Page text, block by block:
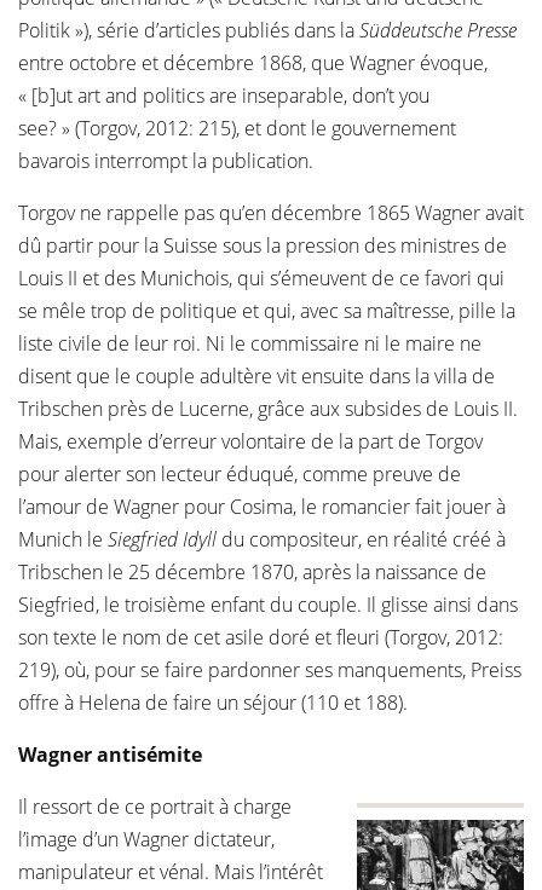
Politik »), série d’articles publiés dans laSüddeutsche Presse
entre octobre et décembre 1868, que Wagner évoque,
« [b]ut art and politics are inseparable, don’t you
see? » (Torgov, 2012: 215), et dont le gouvernement
bavarois interrompt la publication.
Torgov ne rappelle pas qu’en décembre 1865 Wagner avait
dû partir pour la Suisse sous la pression des ministres de
Louis II et des Munichois, qui s’émeuvent de ce favori qui
se mêle trop de politique et qui, avec sa maîtresse, pille la
liste civile de leur roi. Ni le commissaire ni le maire ne
disent que le couple adultère vit ensuite dans la villa de
Tribschen près de Lucerne, grâce aux subsides de Louis II.
Mais, exemple d’erreur volontaire de la part de Torgov
pour alerter son lecteur éduqué, comme preuve de
l’amour de Wagner pour Cosima, le romancier fait jouer à
Munich le Siegfried Idyll du compositeur, en réalité créé à
Tribschen le 25 décembre 1870, après la naissance de
Siegfried, le troisième enfant du couple. Il glisse ainsi dans
son texte le nom de cet asile doré et fleuri (Torgov, 2012:
219), où, pour se faire pardonner ses manquements, Preiss
offre à Helena de faire un séjour (110 et 188).
Wagner antisémite
Il ressort de ce portrait à charge
l’image d’un Wagner dictateur,
manipulateur et vénal. Mais l’intérêt